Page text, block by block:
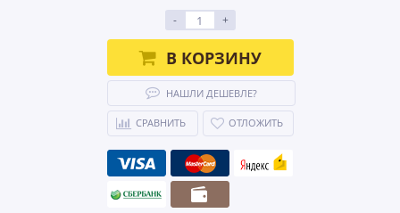
-
+
В КОРЗИНУ
НАШЛИ ДЕШЕВЛЕ?
СРАВНИТЬ ОТЛОЖИТЬ